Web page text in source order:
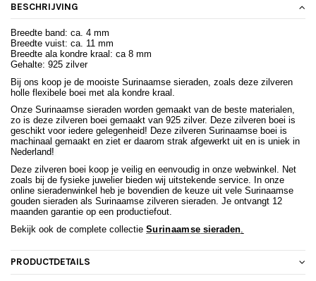
BESCHRIJVING
Breedte band: ca. 4 mm
Breedte vuist: ca. 11 mm
Breedte ala kondre kraal: ca 8 mm
Gehalte: 925 zilver
Bij ons koop je de mooiste Surinaamse sieraden, zoals deze zilveren
holle flexibele boei met ala kondre kraal.
Onze Surinaamse sieraden worden gemaakt van de beste materialen,
zo is deze zilveren boei gemaakt van 925 zilver. Deze zilveren boei is
geschikt voor iedere gelegenheid! Deze zilveren Surinaamse boei is
machinaal gemaakt en ziet er daarom strak afgewerkt uit en is uniek in
Nederland!
Deze zilveren boei koop je veilig en eenvoudig in onze webwinkel. Net
zoals bij de fysieke juwelier bieden wij uitstekende service. In onze
online sieradenwinkel heb je bovendien de keuze uit vele Surinaamse
gouden sieraden als Surinaamse zilveren sieraden. Je ontvangt 12
maanden garantie op een productiefout.
Bekijk ook de complete collectie Surinaamse sieraden
PRODUCTDETAILS